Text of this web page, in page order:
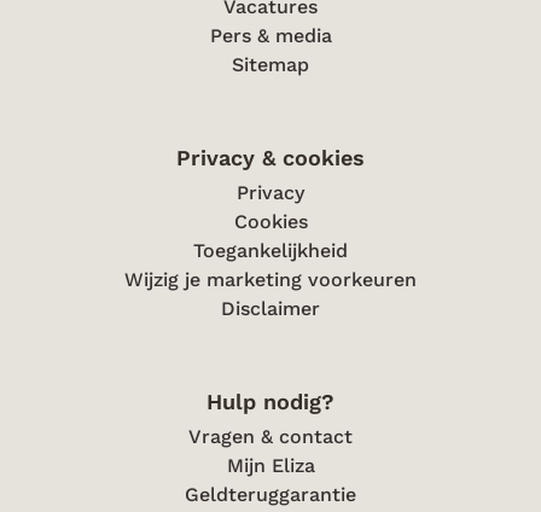
Vacatures
Pers & media
Sitemap
Privacy & cookies
Privacy
Cookies
Toegankelijkheid
Wijzig je marketing voorkeuren
Disclaimer
Hulp nodig?
Vragen & contact
Mijn Eliza
Geldteruggarantie